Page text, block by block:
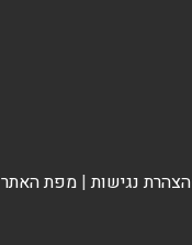
הצהרת נגישות|מפת האתר